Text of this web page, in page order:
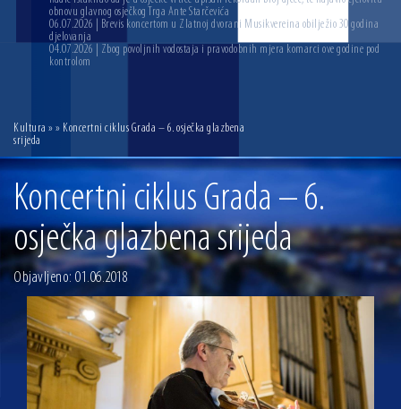
obnovu glavnog osječkog Trga Ante Starčevića
06.07.2026 | Brevis koncertom u Zlatnoj dvorani Musikvereina obilježio 30 godina
djelovanja
04.07.2026 | Zbog povoljnih vodostaja i pravodobnih mjera komarci ove godine pod
kontrolom
Kultura » » Koncertni ciklus Grada – 6. osječka glazbena
srijeda
Koncertni ciklus Grada – 6.
osječka glazbena srijeda
Objavljeno: 01.06.2018